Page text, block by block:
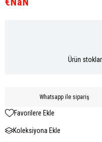
Ürün
Whatsapp ile sipariş
Favorilere Ekle
Koleksiyona Ekle